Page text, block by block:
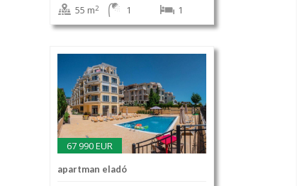
55 m2 1 1
67 990 EUR
apartman eladó